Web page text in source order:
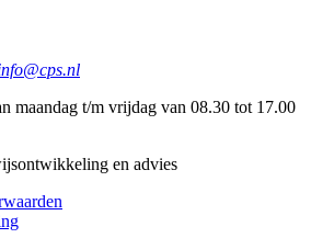
maandag t/m vrijdag van 08.30 tot 17.00
en advies